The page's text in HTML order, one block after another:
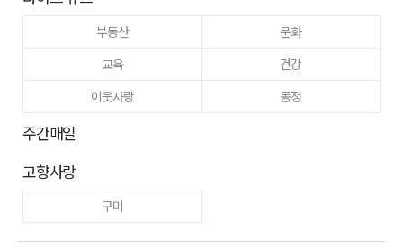
부동산
문화
교육
건강
이웃사랑
동정
주간매일
고향사랑
구미